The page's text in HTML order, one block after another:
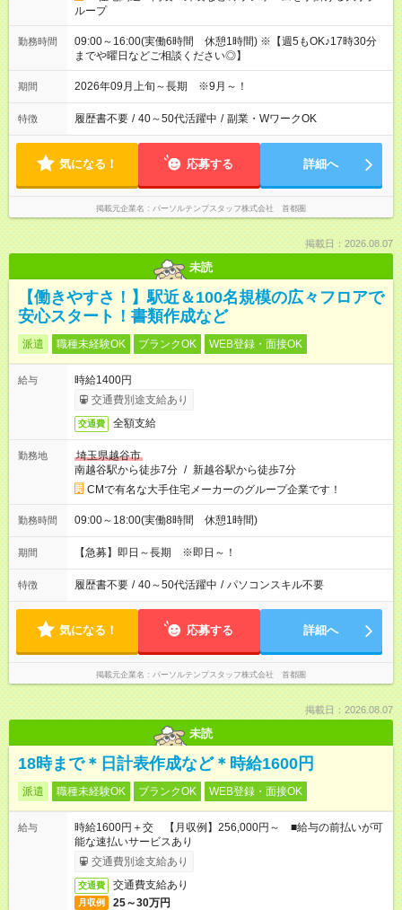
ループ
勤務時間
09:00～16:00(実働6時間 休憩1時間) ※【週5もOK♪17時30分
までや曜日などご相談ください◎】
期間 2026年09月上旬～長期 ※9月～！
特徴 履歴書不要 / 40～50代活躍中 / 副業・WワークOK
気になる！ 応募する 詳細へ
掲載元企業名 パーソルテンプスタッフ株式会社 首都圏
掲載日：2026.08.07
未読
【働きやすさ！】駅近＆100名規模の広々フロアで
安心スタート！書類作成など
派遣 職種未経験OK ブランクOK WEB登録・面接OK
給与
時給1400円
交通費別途支給あり
交通費 全額支給
勤務地
埼玉県越谷市
南越谷駅から徒歩7分 / 新越谷駅から徒歩7分
CMで有名な大手住宅メーカーのグループ企業です！
勤務時間 09:00～18:00(実働8時間 休憩1時間)
期間 【急募】即日～長期 ※即日～！
特徴 履歴書不要 / 40～50代活躍中 / パソコンスキル不要
気になる！ 応募する 詳細へ
掲載元企業名 パーソルテンプスタッフ株式会社 首都圏
掲載日：2026.08.07
未読
18時まで＊日計表作成など＊時給1600円
派遣 職種未経験OK ブランクOK WEB登録・面接OK
給与
時給1600円＋交 【月収例】256,000円～ ■給与の前払いが可
能な速払いサービスあり
交通費別途支給あり
交通費 交通費支給あり
月収例 25～30万円